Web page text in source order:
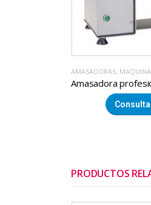
AMASADORAS,
PRODUCTOS